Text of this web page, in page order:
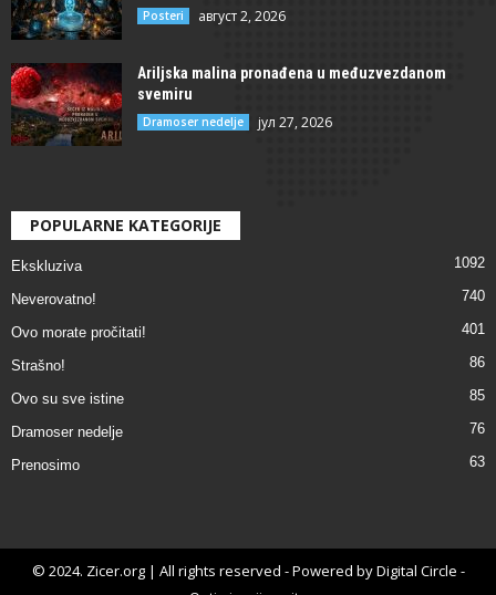
Posteri август 2, 2026
Ariljska malina pronađena u međuzvezdanom
svemiru
Dramoser nedelje јул 27, 2026
POPULARNE KATEGORIJE
Ekskluziva 1092
Neverovatno! 740
Ovo morate pročitati! 401
Strašno! 86
Ovo su sve istine 85
Dramoser nedelje 76
Prenosimo 63
© 2024. Zicer.org | All rights reserved - Powered by Digital Circle -